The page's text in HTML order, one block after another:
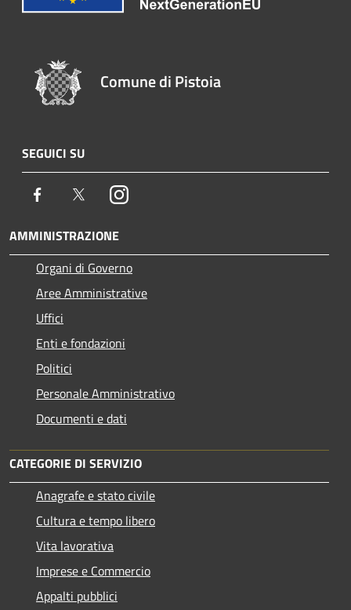
Comune di Pistoia
SEGUICI SU
Facebook TwitterInstagram
AMMINISTRAZIONE
Organi di Governo
Aree Amministrative
Uffici
Enti e fondazioni
Politici
Personale Amministrativo
Documenti e dati
CATEGORIE DI SERVIZIO
Anagrafe e stato civile
Cultura e tempo libero
Vita lavorativa
Imprese e Commercio
Appalti pubblici